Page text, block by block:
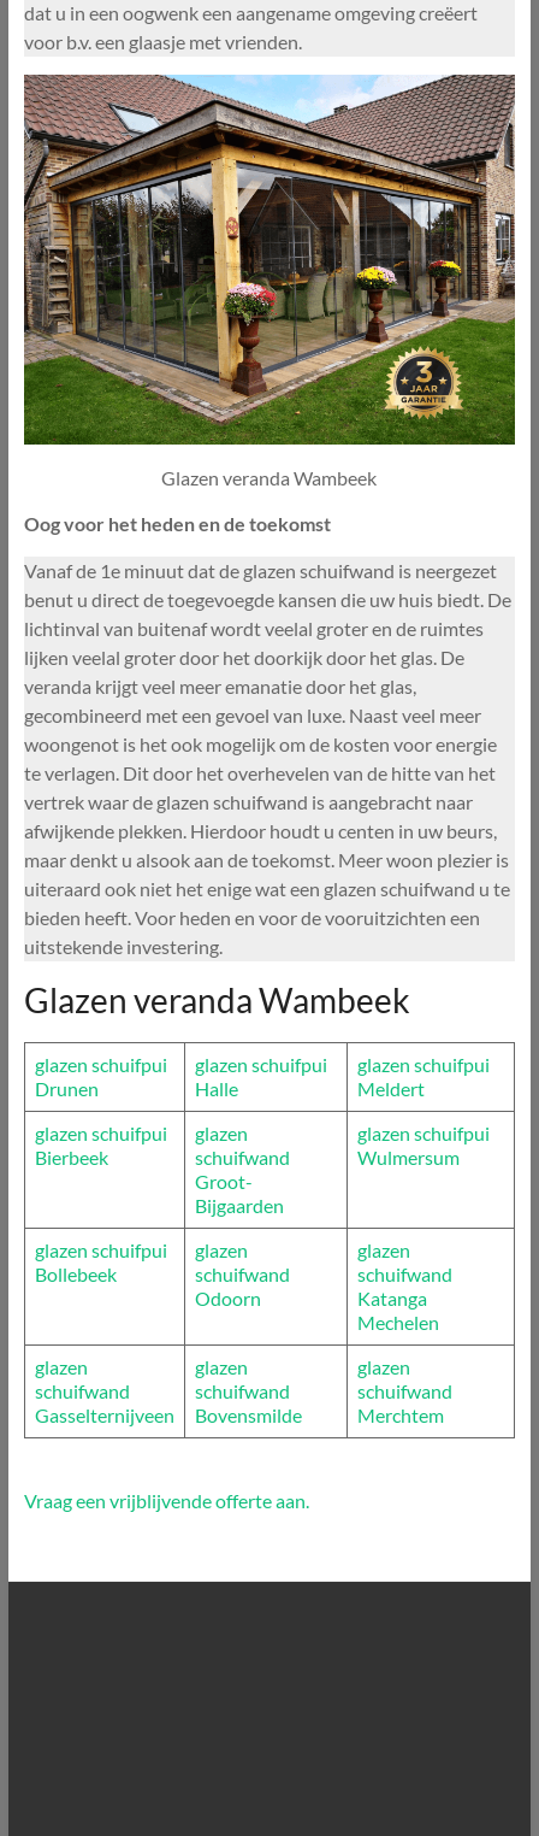
dat u in een oogwenk een aangename omgeving creëert
voor b.v. een glaasje met vrienden.
Glazen veranda Wambeek
Oog voor het heden en de toekomst
Vanaf de 1e minuut dat de glazen schuifwand is neergezet
benut u direct de toegevoegde kansen die uw huis biedt. De
lichtinval van buitenaf wordt veelal groter en de ruimtes
lijken veelal groter door het doorkijk door het glas. De
veranda krijgt veel meer emanatie door het glas,
gecombineerd met een gevoel van luxe. Naast veel meer
woongenot is het ook mogelijk om de kosten voor energie
te verlagen. Dit door het overhevelen van de hitte van het
vertrek waar de glazen schuifwand is aangebracht naar
afwijkende plekken. Hierdoor houdt u centen in uw beurs,
maar denkt u alsook aan de toekomst. Meer woon plezier is
uiteraard ook niet het enige wat een glazen schuifwand u te
bieden heeft. Voor heden en voor de vooruitzichten een
uitstekende investering.
Glazen veranda Wambeek
glazen schuifpui
Drunen
glazen schuifpui
Halle
glazen schuifpui
Meldert
glazen schuifpui
Bierbeek
glazen
schuifwand
Groot-
Bijgaarden
glazen schuifpui
Wulmersum
glazen schuifpui
Bollebeek
glazen
schuifwand
Odoorn
glazen
schuifwand
Katanga
Mechelen
glazen
schuifwand
Gasselternijveen
glazen
schuifwand
Bovensmilde
glazen
schuifwand
Merchtem
Vraag een vrijblijvende offerte aan.